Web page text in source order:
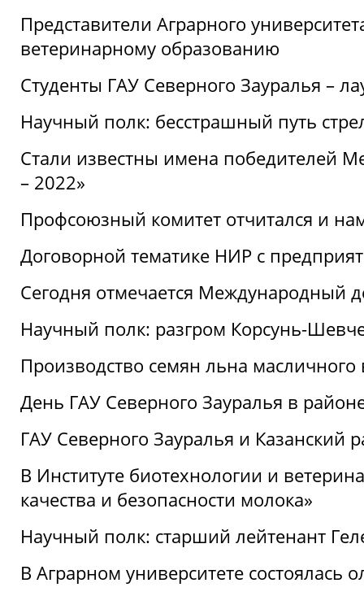
Представители Аграрного
ветеринарному образованию
Студенты ГАУ Северного Зауралья –
Научный полк: бесстрашный путь
Стали известны имена победителей
– 2022»
Профсоюзный комитет отчитался и
Договорной тематике НИР с
Сегодня отмечается Международный
Научный полк: разгром Корсунь-
Производство семян льна
День ГАУ Северного Зауралья в
ГАУ Северного Зауралья и Казанский
В Институте биотехнологии и
качества и безопасности молока»
Научный полк: старший лейтенант
В Аграрном университете состоялась